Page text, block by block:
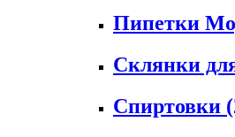
Пипетки
Склянки
Спиртовки